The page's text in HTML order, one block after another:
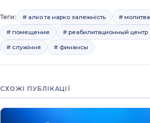
Теги: # алко та нарко залежність # молитва
# помещение # реабилитационный центр
# служіння # финансы
СХОЖІ ПУБЛІКАЦІЇ